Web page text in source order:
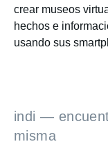
crear museos
hechos e
usando sus
indi —
misma